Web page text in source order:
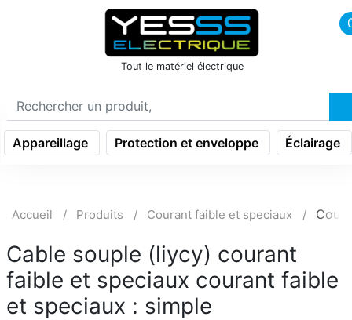
icon menu burger
Tout le matériel électrique
Appareillage Protection et enveloppe Éclairage
Accueil Produits Courant faible et speciaux
Cable souple (liycy) courant
faible et speciaux courant faible
et speciaux : simple